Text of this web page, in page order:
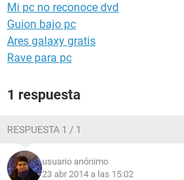
Mi pc no reconoce dvd
Guion bajo pc
Ares galaxy gratis
Rave para pc
1 respuesta
RESPUESTA 1 / 1
usuario anónimo
23 abr 2014 a las 15:02